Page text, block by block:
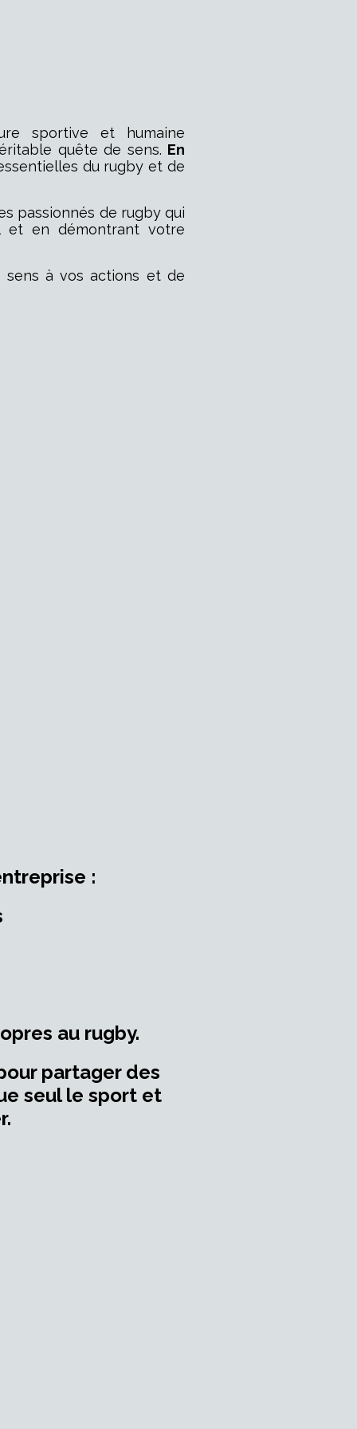
sportive et humaine
quête de sens. En
du rugby et de
passionnés de rugby qui
et en démontrant votre
sens à vos actions et de
:
au rugby.
partager des
seul le sport et